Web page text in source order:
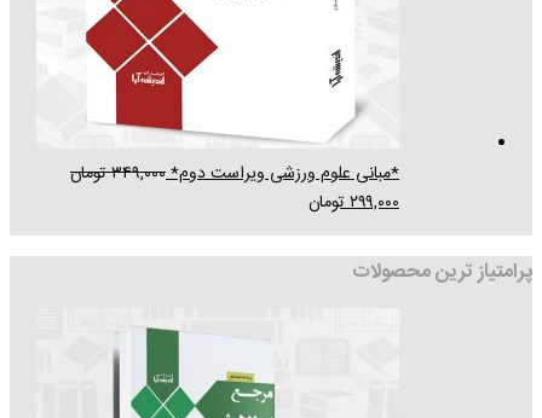
*مبانی علوم ورزشی ویراست دوم*۳۴۹,۰۰۰تومان
۲۹۹,۰۰۰تومان
پرامتیاز ترین محصولات